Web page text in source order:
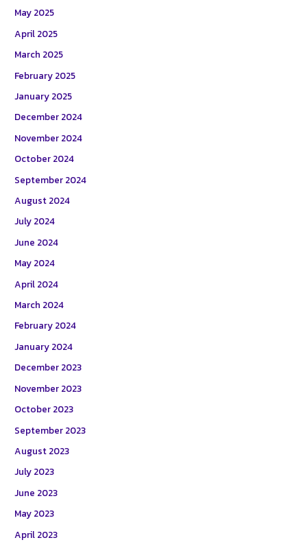
May 2025
April 2025
March 2025
February 2025
January 2025
December 2024
November 2024
October 2024
September 2024
August 2024
July 2024
June 2024
May 2024
April 2024
March 2024
February 2024
January 2024
December 2023
November 2023
October 2023
September 2023
August 2023
July 2023
June 2023
May 2023
April 2023